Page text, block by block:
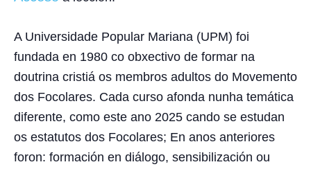
A Universidade Popular Mariana (UPM) foi
fundada en 1980 co obxectivo de formar na
doutrina cristiá os membros adultos do Movemento
dos Focolares. Cada curso afonda nunha temática
diferente, como este ano 2025 cando se estudan
os estatutos dos Focolares; En anos anteriores
foron: formación en diálogo, sensibilización ou